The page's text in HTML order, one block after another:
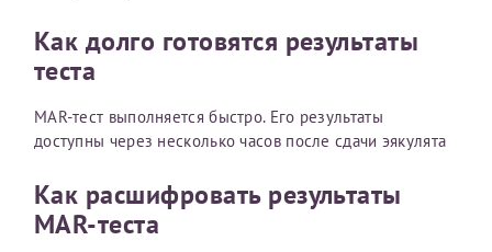
Как долго готовятся результаты
теста
MAR-тест выполняется быстро. Его результаты
доступны через несколько часов после сдачи эякулята
Как расшифровать результаты
MAR-теста